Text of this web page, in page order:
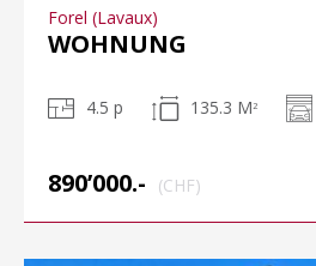
Forel (Lavaux)
WOHNUNG
4.5 p 135.3 M 2
890’000.- (CHF)